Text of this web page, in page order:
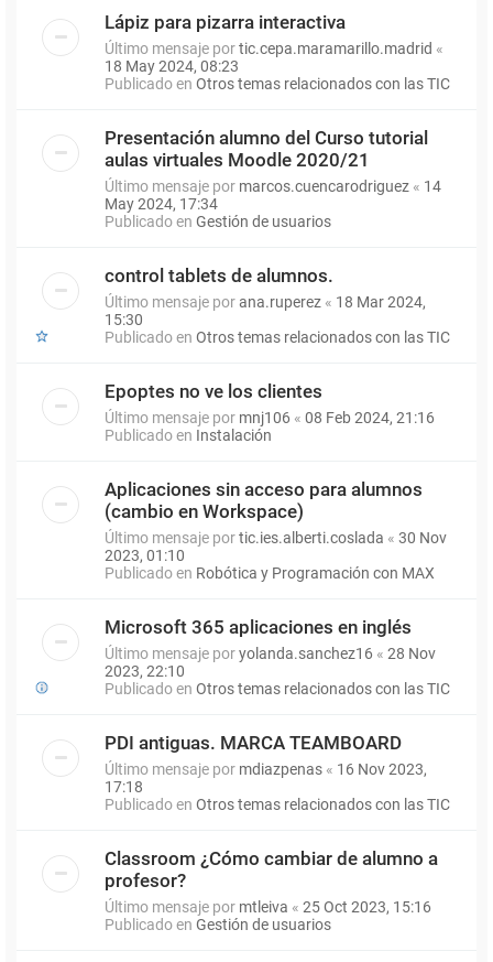
Lápiz para pizarra interactiva
Último mensaje portic.cepa.maramarillo.madrid «
18 May 2024, 08:23
Publicado en Otros temas relacionados con las TIC
Presentación alumno del Curso tutorial
aulas virtuales Moodle 2020/21
Último mensaje por marcos.cuencarodriguez « 14
May 2024, 17:34
Publicado en Gestión de usuarios
control tablets de alumnos.
Último mensaje porana.ruperez « 18 Mar 2024,
15:30
Publicado en Otros temas relacionados con las TIC
Epoptes no ve los clientes
Último mensaje por mnj106 « 08 Feb 2024, 21:16
Publicado en Instalación
Aplicaciones sin acceso para alumnos
(cambio en Workspace)
Último mensaje portic.ies.alberti.coslada « 30 Nov
2023, 01:10
Publicado en Robótica y Programación con MAX
Microsoft 365 aplicaciones en inglés
Último mensaje poryolanda.sanchez16 « 28 Nov
2023, 22:10
Publicado en Otros temas relacionados con las TIC
PDI antiguas. MARCA TEAMBOARD
Último mensaje por mdiazpenas « 16 Nov 2023,
17:18
Publicado en Otros temas relacionados con las TIC
Classroom ¿Cómo cambiar de alumno a
profesor?
Último mensaje por mtleiva « 25 Oct 2023, 15:16
Publicado en Gestión de usuarios